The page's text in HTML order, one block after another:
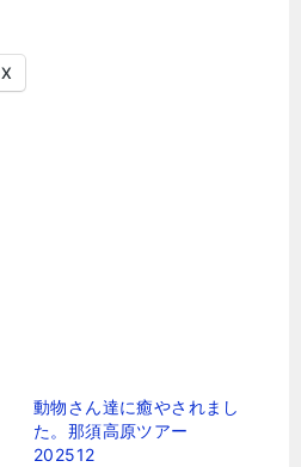
X
動物さん達に癒やされまし
た。那須高原ツアー
202512